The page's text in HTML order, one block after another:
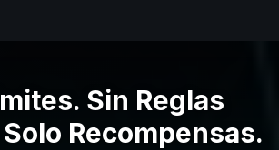
Sin Reglas
Recompensas.